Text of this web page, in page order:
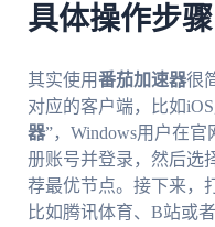
具体操作步
其实使用番茄加速器很
对应的客户端，比如
器”，Windows用户在
册账号并登录，然后选
荐最优节点。接下来，
比如腾讯体育、B站或